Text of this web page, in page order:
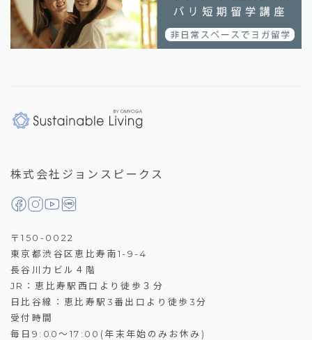
株式会社ジョンスピークス
〒150-0022
東京都渋谷区恵比寿南1-9-4
長谷川力ビル４階
JR：恵比寿駅西口より徒歩３分
日比谷線：恵比寿駅3番出口より徒歩3分
受付時間
毎日9:00～17:00(年末年始のみお休み)